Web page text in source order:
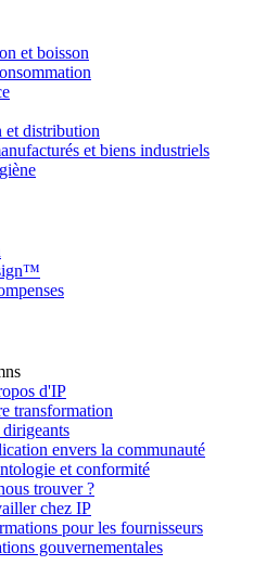
et boisson
et distribution
et biens industriels
d'IP
transformation
envers la communauté
et conformité
trouver ?
chez IP
pour les fournisseurs
gouvernementales